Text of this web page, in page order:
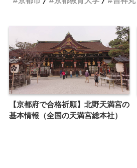
【京都府で合格祈願】北野天満宮の
基本情報（全国の天満宮総本社）